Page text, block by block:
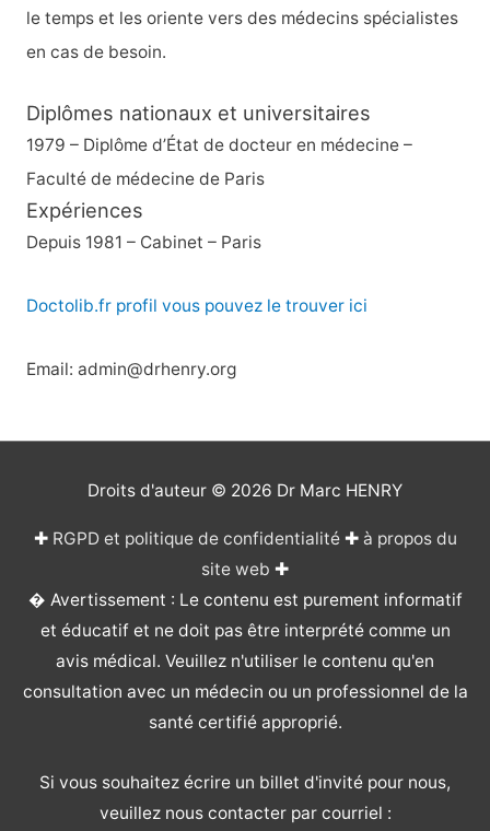
le temps et les oriente vers des médecins spécialistes
en cas de besoin.
Diplômes nationaux et universitaires
1979 – Diplôme d’État de docteur en médecine –
Faculté de médecine de Paris
Expériences
Depuis 1981 – Cabinet – Paris
Doctolib.fr profil vous pouvez le trouver ici
Email: admin@drhenry.org
Droits d'auteur © 2026 Dr Marc HENRY
✚ RGPD et politique de confidentialité✚ à propos du
site web ✚
� Avertissement : Le contenu est purement informatif
et éducatif et ne doit pas être interprété comme un
avis médical. Veuillez n'utiliser le contenu qu'en
consultation avec un médecin ou un professionnel de la
santé certifié approprié.
Si vous souhaitez écrire un billet d'invité pour nous,
veuillez nous contacter par courriel :